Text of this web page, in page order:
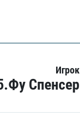
Игрок
Спенсер